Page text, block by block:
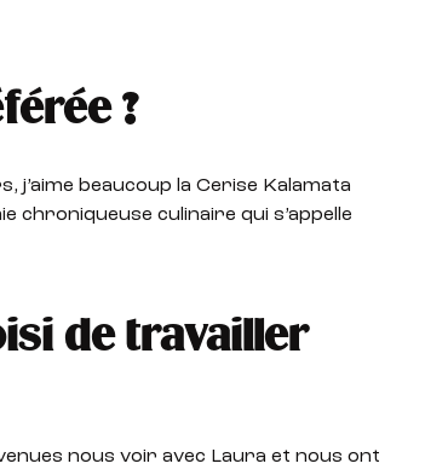
?
j’aime beaucoup la Cerise Kalamata
chroniqueuse culinaire qui s’appelle
de travailler
nous voir avec Laura et nous ont